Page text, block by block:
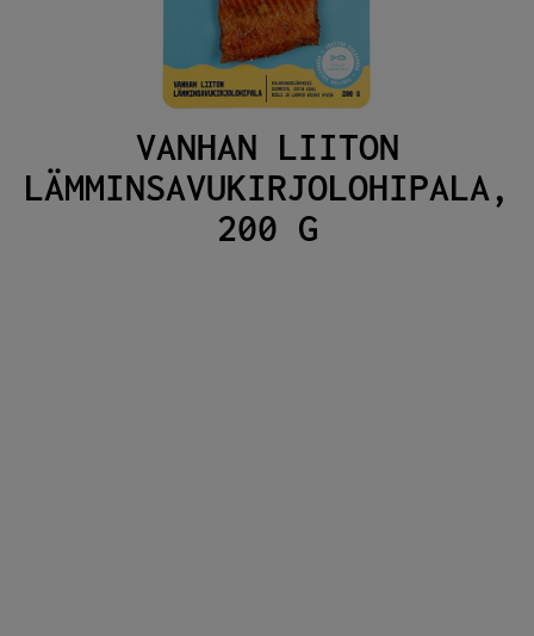
VANHAN LIITON
LÄMMINSAVUKIRJOLOHIPALA,
200 G